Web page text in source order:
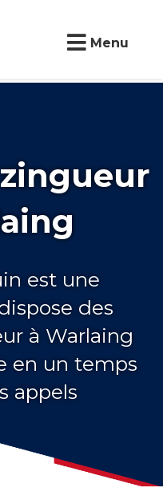
Menu
est une
des
à Warlaing
en un temps
appels